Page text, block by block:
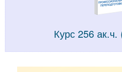
Курс 256 ак.ч.